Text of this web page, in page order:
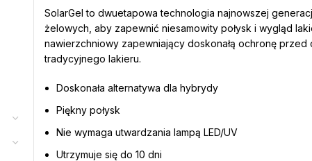
SolarGel to dwuetapowa technologia najnowszej
żelowych, aby zapewnić niesamowity połysk i wygląd
nawierzchniowy zapewniający doskonałą ochronę
tradycyjnego lakieru.
Doskonała alternatywa dla hybrydy
Piękny połysk
Nie wymaga utwardzania lampą LED/UV
Utrzymuje się do 10 dni